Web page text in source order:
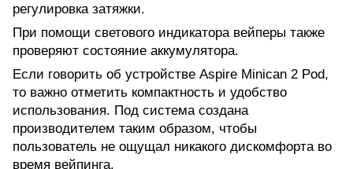
регулировка затяжки.
При помощи светового индикатора вейперы также
проверяют состояние аккумулятора.
Если говорить об устройстве Aspire Minican 2 Pod,
то важно отметить компактность и удобство
использования. Под систeма создана
производителем таким образом, чтобы
пользователь не ощущал никакого дискомфорта во
время вейпинга.